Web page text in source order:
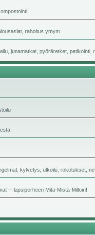
rahoitus ymym
junamatkat, pyöräretket, patikointi,
kylvetys, ulkoilu, rokotukset,
-- lapsiperheen Mitä-Mistä-Milloin!